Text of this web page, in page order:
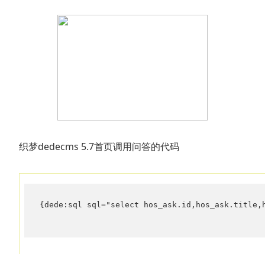
织梦dedecms 5.7首页调用问答的代码
{dede:sql sql="select